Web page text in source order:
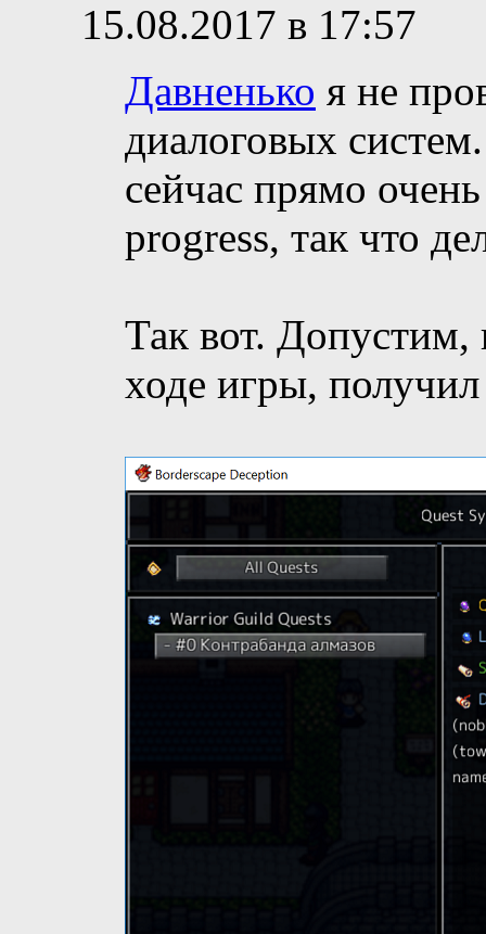
15.08.2017 в 17:57
Давненько я не
диалоговых
сейчас прямо
progress, так что
Так вот.
ходе игры,